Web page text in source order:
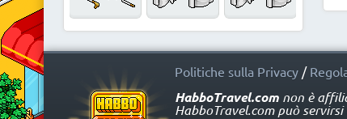
Politiche sulla Privacy/
HabboTravel.comnon è
HabboTravel.com può